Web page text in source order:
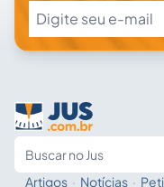
Artigos · Notícias ·